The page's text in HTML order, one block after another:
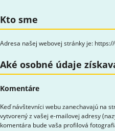
Kto sme
Adresa našej webovej stránky je:
Aké osobné údaje
Komentáre
Keď návštevníci webu zanechavajú na
vytvorený z vašej e-mailovej adresy
komentára bude vaša profilová